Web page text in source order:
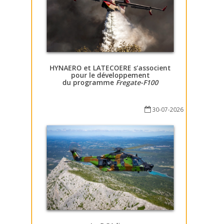
HYNAERO et LATECOERE s’associent
pour le développement
du programme Fregate-F100
30-07-2026